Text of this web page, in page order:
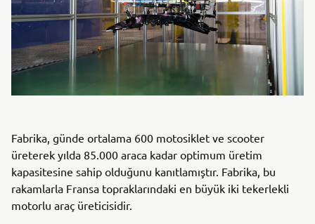
Fabrika, günde ortalama 600 motosiklet ve scooter
üreterek yılda 85.000 araca kadar optimum üretim
kapasitesine sahip olduğunu kanıtlamıştır. Fabrika, bu
rakamlarla Fransa topraklarındaki en büyük iki tekerlekli
motorlu araç üreticisidir.